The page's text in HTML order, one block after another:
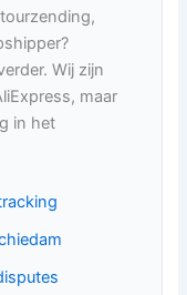
Wij zijn
maar
in het